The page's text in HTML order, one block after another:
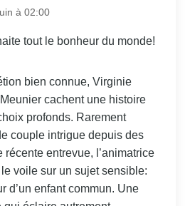
à 02:00
tout le bonheur du monde!
bien connue, Virginie
cachent une histoire
profonds. Rarement
couple intrigue depuis des
récente entrevue, l’animatrice
voile sur un sujet sensible:
d’un enfant commun. Une